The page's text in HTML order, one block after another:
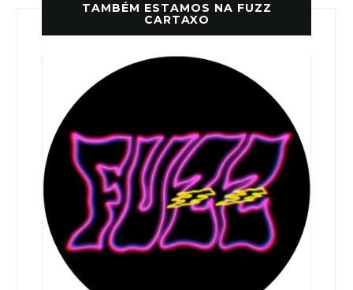
TAMBÉM ESTAMOS NA FUZZ
CARTAXO